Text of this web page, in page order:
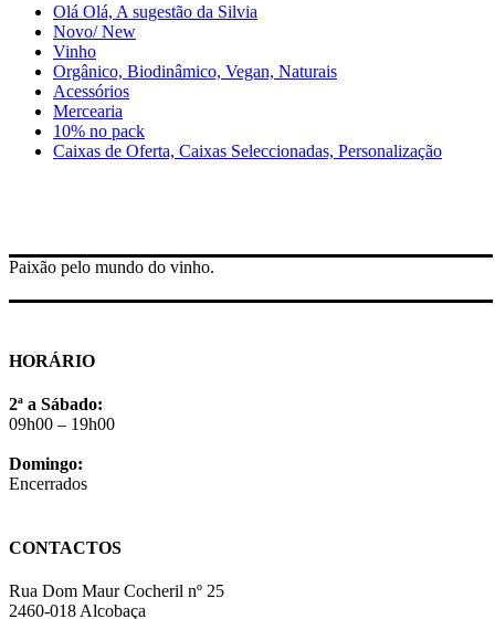
Olá Olá, A sugestão da Silvia
Novo/ New
Vinho
Orgânico, Biodinâmico, Vegan, Naturais
Acessórios
Mercearia
10% no pack
Caixas de Oferta, Caixas Seleccionadas, Personalização
Paixão pelo mundo do vinho.
HORÁRIO
2ª a Sábado:
09h00 – 19h00
Domingo:
Encerrados
CONTACTOS
Rua Dom Maur Cocheril nº 25
2460-018 Alcobaça